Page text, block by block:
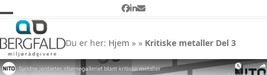
content
Facebook
LinkedIn
Email
Open
mobile
menu
Close
mobile
menu
Du er her: Hjem »» Kritiske metaller Del 3